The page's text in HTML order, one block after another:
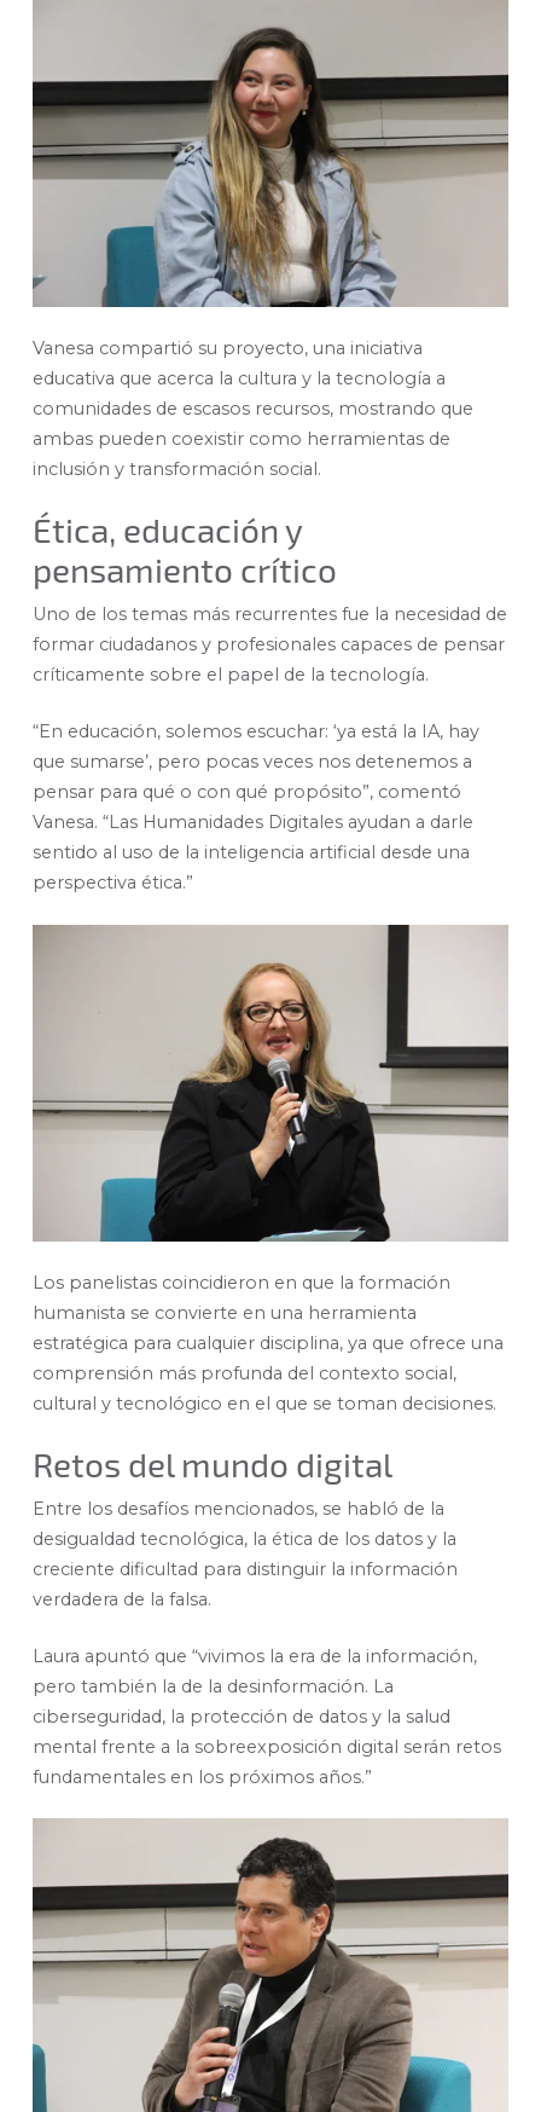
Vanesa compartió su proyecto, una iniciativa
educativa que acerca la cultura y la tecnología a
comunidades de escasos recursos, mostrando que
ambas pueden coexistir como herramientas de
inclusión y transformación social.
Ética, educación y
pensamiento crítico
Uno de los temas más recurrentes fue la necesidad de
formar ciudadanos y profesionales capaces de pensar
críticamente sobre el papel de la tecnología.
“En educación, solemos escuchar: ‘ya está la IA, hay
que sumarse’, pero pocas veces nos detenemos a
pensar para qué o con qué propósito”, comentó
Vanesa. “Las Humanidades Digitales ayudan a darle
sentido al uso de la inteligencia artificial desde una
perspectiva ética.”
Los panelistas coincidieron en que la formación
humanista se convierte en una herramienta
estratégica para cualquier disciplina, ya que ofrece una
comprensión más profunda del contexto social,
cultural y tecnológico en el que se toman decisiones.
Retos del mundo digital
Entre los desafíos mencionados, se habló de la
desigualdad tecnológica, la ética de los datos y la
creciente dificultad para distinguir la información
verdadera de la falsa.
Laura apuntó que “vivimos la era de la información,
pero también la de la desinformación. La
ciberseguridad, la protección de datos y la salud
mental frente a la sobreexposición digital serán retos
fundamentales en los próximos años.”